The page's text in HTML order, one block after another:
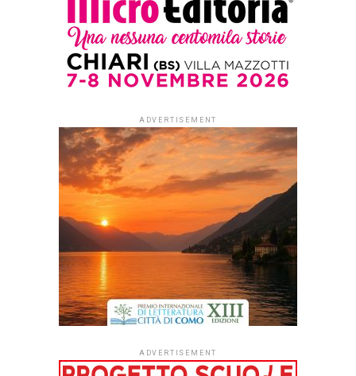
4 anni ago on 19 Giugno 2022
By Redazione Leggere:tutti
21.00,nella suggestiva atmosfera
della sede aziendale, si è svolta la
serata di premiazione della XX
edizione del Concorso nazionale di
narrativa Caffè Letterario Moak.
La manifestazione, gioiosamente
caratterizzata da incursioni musicali
e teatrali diRocco
Papaleo, Musica da
RipostiglioeDonatella Liotta, è stata presentata dal
spettacolo vario, perfettamente integrato da momenti di
lettura, musica e video.